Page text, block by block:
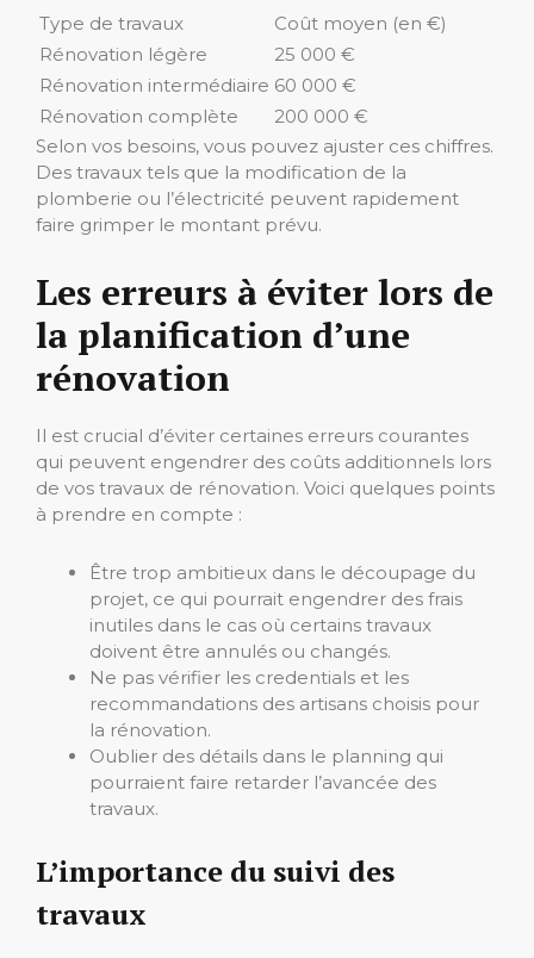
Type de travaux
Coût moyen (en €)
Rénovation légère
25 000 €
Rénovation intermédiaire 60 000 €
Rénovation complète
200 000 €
Selon vos besoins, vous pouvez ajuster ces chiffres.
Des travaux tels que la modification de la
plomberie ou l’électricité peuvent rapidement
faire grimper le montant prévu.
Les erreurs à éviter lors de
la planification d’une
rénovation
Il est crucial d’éviter certaines erreurs courantes
qui peuvent engendrer des coûts additionnels lors
de vos travaux de rénovation. Voici quelques points
à prendre en compte :
Être trop ambitieux dans le découpage du
projet, ce qui pourrait engendrer des frais
inutiles dans le cas où certains travaux
doivent être annulés ou changés.
Ne pas vérifier les credentials et les
recommandations des artisans choisis pour
la rénovation.
Oublier des détails dans le planning qui
pourraient faire retarder l’avancée des
travaux.
L’importance du suivi des
travaux